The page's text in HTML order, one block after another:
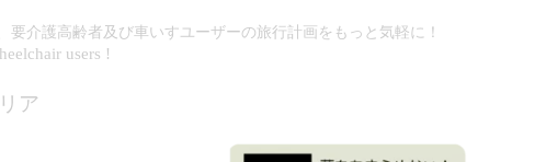
介護高齢者及び車いすユーザーの旅行計画をもっと気軽に！
users !
ア